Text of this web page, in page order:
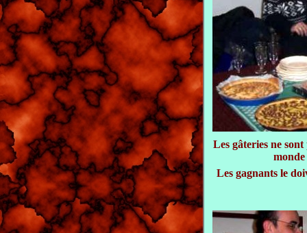
Les gâteries ne
Les gagnants le